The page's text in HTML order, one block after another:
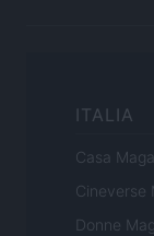
ITALIA
Casa
Cineverse
Donne